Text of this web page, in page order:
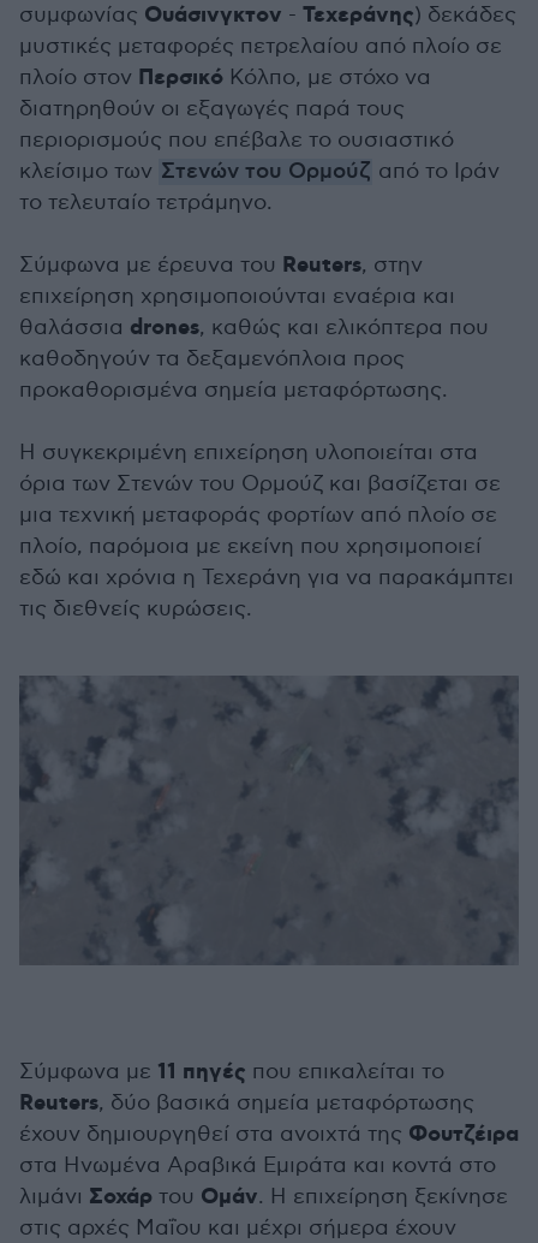
συμφωνίας Ουάσινγκτον - Τεχεράνης) δεκάδες
μυστικές μεταφορές πετρελαίου από πλοίο σε
πλοίο στον Περσικό Κόλπο, με στόχο να
διατηρηθούν οι εξαγωγές παρά τους
περιορισμούς που επέβαλε το ουσιαστικό
κλείσιμο των Στενών του Ορμούζ από το Ιράν
το τελευταίο τετράμηνο.
Σύμφωνα με έρευνα του Reuters, στην
επιχείρηση χρησιμοποιούνται εναέρια και
θαλάσσια drones, καθώς και ελικόπτερα που
καθοδηγούν τα δεξαμενόπλοια προς
προκαθορισμένα σημεία μεταφόρτωσης.
Η συγκεκριμένη επιχείρηση υλοποιείται στα
όρια των Στενών του Ορμούζ και βασίζεται σε
μια τεχνική μεταφοράς φορτίων από πλοίο σε
πλοίο, παρόμοια με εκείνη που χρησιμοποιεί
εδώ και χρόνια η Τεχεράνη για να παρακάμπτει
τις διεθνείς κυρώσεις.
Σύμφωνα με 11 πηγές που επικαλείται το
Reuters, δύο βασικά σημεία μεταφόρτωσης
έχουν δημιουργηθεί στα ανοιχτά της Φουτζέιρα
στα Ηνωμένα Αραβικά Εμιράτα και κοντά στο
λιμάνι Σοχάρ του Ομάν. Η επιχείρηση ξεκίνησε
στις αρχές Μαΐου και μέχρι σήμερα έχουν